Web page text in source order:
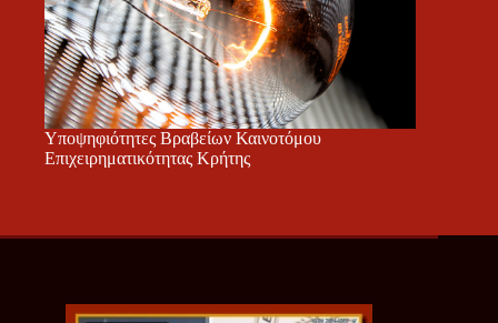
Υποψηφιότητες Βραβείων Καινοτόμου
Επιχειρηματικότητας Κρήτης